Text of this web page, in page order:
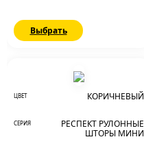
Выбрать
ЦВЕТ КОРИЧНЕВЫЙ
СЕРИЯ
РЕСПЕКТ РУЛОННЫЕ
ШТОРЫ МИНИ